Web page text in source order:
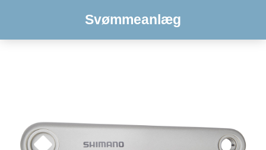
Svømmeanlæg